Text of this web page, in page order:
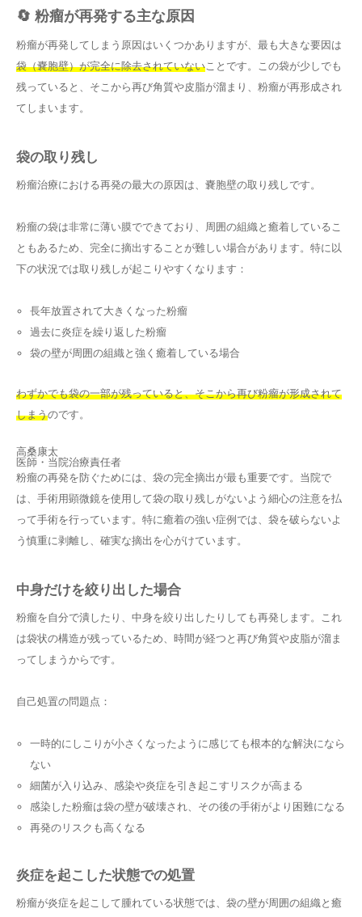
🔄 粉瘤が再発する主な原因
粉瘤が再発してしまう原因はいくつかありますが、最も大きな要因は
袋（嚢胞壁）が完全に除去されていないことです。この袋が少しでも
残っていると、そこから再び角質や皮脂が溜まり、粉瘤が再形成され
てしまいます。
袋の取り残し
粉瘤治療における再発の最大の原因は、嚢胞壁の取り残しです。
粉瘤の袋は非常に薄い膜でできており、周囲の組織と癒着しているこ
ともあるため、完全に摘出することが難しい場合があります。特に以
下の状況では取り残しが起こりやすくなります：
長年放置されて大きくなった粉瘤
過去に炎症を繰り返した粉瘤
袋の壁が周囲の組織と強く癒着している場合
わずかでも袋の一部が残っていると、そこから再び粉瘤が形成されて
しまうのです。
高桑康太
医師・当院治療責任者
粉瘤の再発を防ぐためには、袋の完全摘出が最も重要です。当院で
は、手術用顕微鏡を使用して袋の取り残しがないよう細心の注意を払
って手術を行っています。特に癒着の強い症例では、袋を破らないよ
う慎重に剥離し、確実な摘出を心がけています。
中身だけを絞り出した場合
粉瘤を自分で潰したり、中身を絞り出したりしても再発します。これ
は袋状の構造が残っているため、時間が経つと再び角質や皮脂が溜ま
ってしまうからです。
自己処置の問題点：
一時的にしこりが小さくなったように感じても根本的な解決になら
ない
細菌が入り込み、感染や炎症を引き起こすリスクが高まる
感染した粉瘤は袋の壁が破壊され、その後の手術がより困難になる
再発のリスクも高くなる
炎症を起こした状態での処置
粉瘤が炎症を起こして腫れている状態では、袋の壁が周囲の組織と癒